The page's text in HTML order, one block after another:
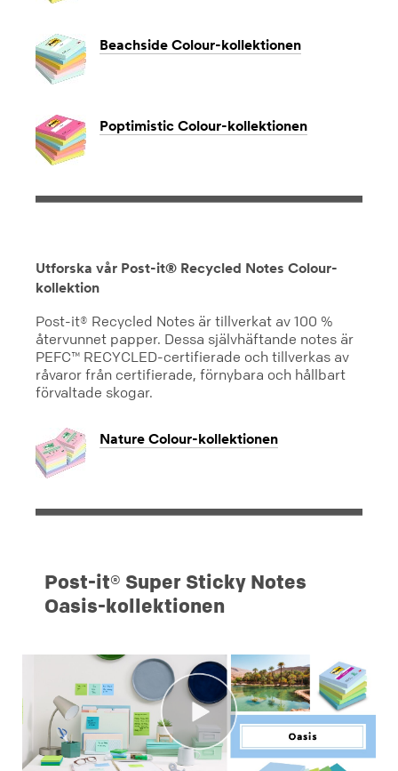
Beachside Colour-kollektionen
Poptimistic Colour-kollektionen
Utforska vår Post-it® Recycled Notes Colour-
kollektion
Post-it® Recycled Notes är tillverkat av 100 %
återvunnet papper. Dessa självhäftande notes är
PEFC™ RECYCLED-certifierade och tillverkas av
råvaror från certifierade, förnybara och hållbart
förvaltade skogar.
Nature Colour-kollektionen
Post-it® Super Sticky Notes
Oasis-kollektionen